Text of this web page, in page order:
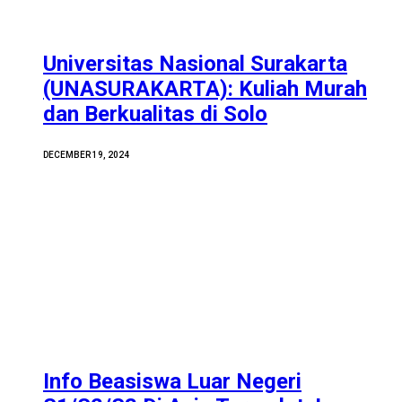
Universitas Nasional Surakarta
(UNASURAKARTA): Kuliah Murah
dan Berkualitas di Solo
DECEMBER 19, 2024
Info Beasiswa Luar Negeri